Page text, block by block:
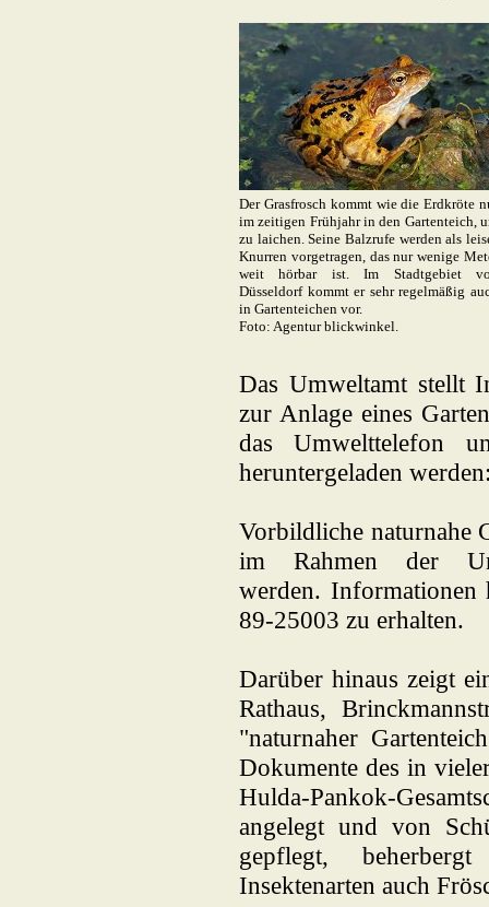
Der Grasfrosch kommt wie die Erdkröte
im zeitigen Frühjahr in den Gartenteich,
zu laichen. Seine Balzrufe werden als
Knurren vorgetragen, das nur wenige
weit hörbar ist. Im Stadtgebiet
Düsseldorf kommt er sehr regelmäßig
in Gartenteichen vor.
Foto: Agentur blickwinkel.
Das Umweltamt stellt
zur Anlage eines
das Umwelttelefon
heruntergeladen
Vorbildliche naturnahe
im Rahmen der
werden.
89-25003 zu erhalten.
Darüber hinaus zeigt
Rathaus,
"naturnaher
Dokumente des in
Hulda-Pankok-
angelegt und von
gepflegt,
Insektenarten auch